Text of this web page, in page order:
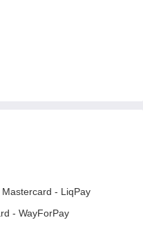
- LiqPay
- WayForPay